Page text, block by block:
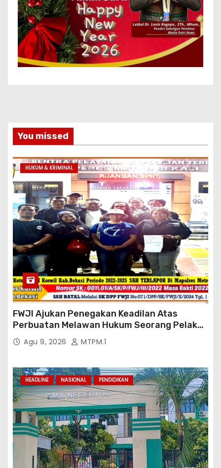
You missed
HUKUM & KRIMINAL
FWJI Ajukan Penegakan Keadilan Atas
Perbuatan Melawan Hukum Seorang Pelaku
Terlapor Pidana Pasal 28 ayat 2 UU ITE Jo
Pasal 433 KUHP Di Mapolres Metro
Agu 9, 2026 MTPM.1
HEADLINE NASIONAL PENDIDIKAN